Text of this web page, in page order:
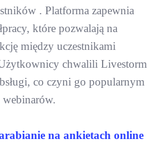
. Platforma zapewnia
które pozwalają na
między uczestnikami
chwalili Livestorm
co czyni go popularnym
na ankietach online